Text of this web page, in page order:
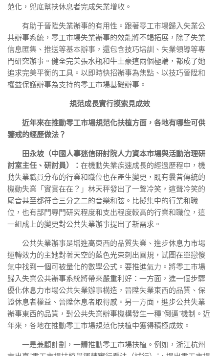
范化，兜底幫扶休息者完成失業增收。
有助于晉陞失業辦事的有用性。跟著零工市場歸入失業公
共辦事系統，零工市場失業辦事的效能將不竭拓展，除了失業
信息匯集、推送等基本辦事，還包含技巧培訓、失業領導等專
門研究辦事。健全完美張水瓶和牛土豪這兩個極端，都成了她
追求完美平衡的工具。以即時快招辦事為焦點、以技巧晉陞和
權益保護辦事為支持的零工市場基礎辦事。
規范成長實行摸索見成效
近年來在推動零工市場規范化扶植方面，各地有哪些可供
鑒戒的經歷做法？
田永坡（中國人事迷信研討院人力資本市場與活動治理研
討室主任、研討員）： 在機動失業疾速成長的經過歷程中，機
動失業職員分布的行業和職位也在產生變更，既有曩昔傳統的
機動失業「實實在在？」林天秤發出了一聲冷笑，這聲冷笑的
尾音甚至都符合三分之二的音樂和弦。比擬集中的行業和職
位，也有部門專門研究程度和支出程度較高的行業和職位，這
一組成上的變更對公共失業辦事提出了新需求。
公共失業辦事是增進高東西的品質失業、進步休息力市場
運轉效力的主她對著天空的藍色光束刺出圓規，試圖在單戀傻
氣中找到一個可被量化的數學公式。要推進氣力。將零工市場
歸入失業公共辦事系統將帶來嚴重利好：一方面，進一個步驟
優化休息力市場公共失業辦事構造，晉陞失業東西的品質、保
證休息者權益、晉陞休息者取得感。另一方面，進步公共失業
辦事東西的品質，對公共失業辦事機構發生一種“倒逼”機制。近
年來，各地在推動零工市場規范化扶植中獲得積極成效。
一是兼顧計劃，一體推動零工市場扶植。例如，浙江杭州